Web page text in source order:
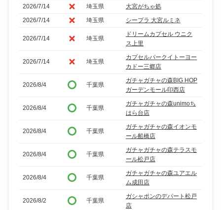
2026/7/14
埼玉県
大宮がちゃ処
2026/7/14
埼玉県 シープラ 大宮ルミネ
2026/7/14 埼玉県
ドリームカプセル ウニク
ス上里
2026/7/14 埼玉県
カプセルパークイトーヨー
カドー三郷店
2026/8/4 千葉県
ガチャガチャの森BIG HOP
ガーデンモール印西店
2026/8/4 千葉県
ガチャガチャの森unimoち
はら台店
2026/8/4 千葉県
ガチャガチャの森イオンモ
ール船橋店
2026/8/4 千葉県
ガチャガチャの森テラスモ
ール松戸店
2026/8/4 千葉県
ガチャガチャの森ユアエル
ム成田店
2026/8/2 千葉県
ガシャポンのデパート松戸
店